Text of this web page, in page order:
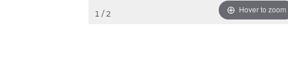
Hover to zoom
1 / 2